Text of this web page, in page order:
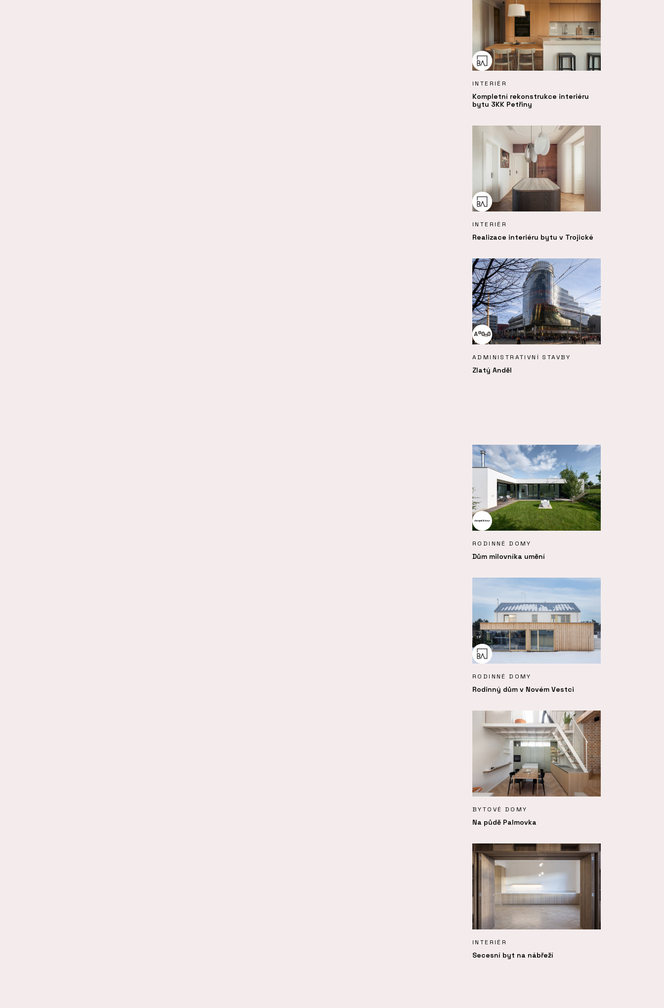
INTERIÉR
Kompletní rekonstrukce interiéru
bytu 3KK Petřiny
INTERIÉR
Realizace interiéru bytu v Trojické
ADMINISTRATIVNÍ STAVBY
Zlatý Anděl
RODINNÉ DOMY
Dům milovníka umění
RODINNÉ DOMY
Rodinný dům v Novém Vestci
BYTOVÉ DOMY
Na půdě Palmovka
INTERIÉR
Secesní byt na nábřeží